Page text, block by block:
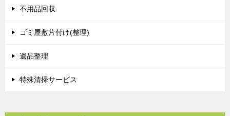
不用品回収
ゴミ屋敷片付け(整理)
遺品整理
特殊清掃サービス